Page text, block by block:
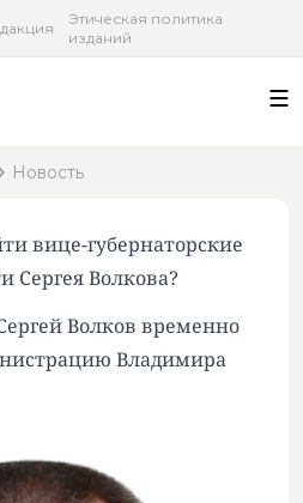
Этическая политика
изданий
Новость
вице-губернаторские
Сергея Волкова?
Волков временно
Владимира